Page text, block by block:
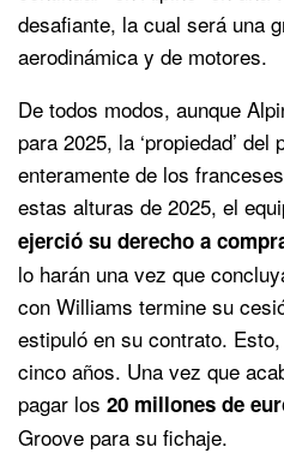
desafiante, la cual será una
aerodinámica y de motores.
De todos modos, aunque
para 2025, la ‘propiedad’
enteramente de los
estas alturas de 2025, el
ejerció su derecho a
lo harán una vez que
con Williams termine su
estipuló en su contrato.
cinco años. Una vez que
pagar los 20 millones de
Groove para su fichaje.